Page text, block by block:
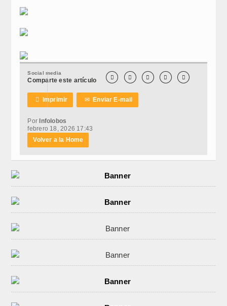
Social media
Comparte este artículo     
 Imprimir ✉Enviar E-mail
PorInfolobos
febrero 18, 2026 17:43
Volver a la Home